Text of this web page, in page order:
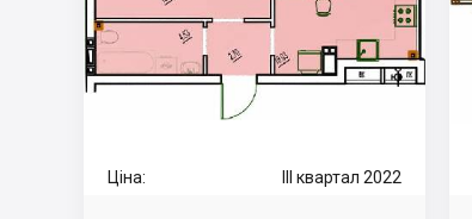
Ціна: III квартал 2022